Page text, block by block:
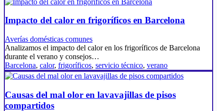
Impacto del calor en frigoríficos en Barcelona
Averías domésticas comunes
Analizamos el impacto del calor en los frigoríficos de Barcelona
durante el verano y consejos…
Barcelona, calor, frigoríficos, servicio técnico, verano
Causas del mal olor en lavavajillas de pisos
compartidos